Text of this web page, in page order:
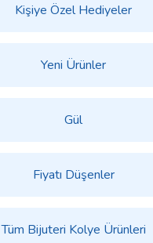
Kişiye Özel Hediyeler
Yeni Ürünler
Gül
Fiyatı Düşenler
Tüm Bijuteri Kolye Ürünleri